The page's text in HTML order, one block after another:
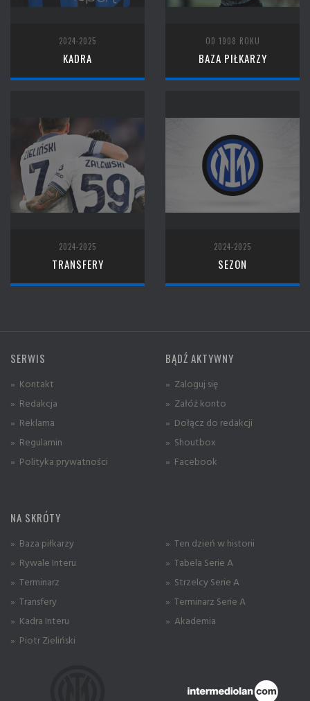
2024-2025
KADRA
OD 1908 ROKU
BAZA PIŁKARZY
2024-2025
TRANSFERY
2024-2025
SEZON
SERWIS
» Kontakt
» Redakcja
» Reklama
» Regulamin
» Polityka prywatności
BĄDŹ AKTYWNY
» Zaloguj się
» Załóż konto
» Dołącz do redakcji
» Shoutbox
» Facebook
NA SKRÓTY
» Baza piłkarzy
» Rywale Interu
» Terminarz
» Transfery
» Kadra Interu
» Piotr Zieliński
» Ten dzień w historii
» Tabela Serie A
» Strzelcy Serie A
» Terminarz Serie A
» Akademia